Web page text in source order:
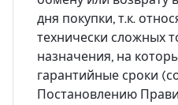
дня покупки, т.к.
технически сложных
назначения, на
гарантийные сроки
Постановлению